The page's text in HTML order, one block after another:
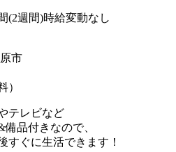
(2週間)時給変動なし
市
）
テレビなど
品付きなので、
すぐに生活できます！